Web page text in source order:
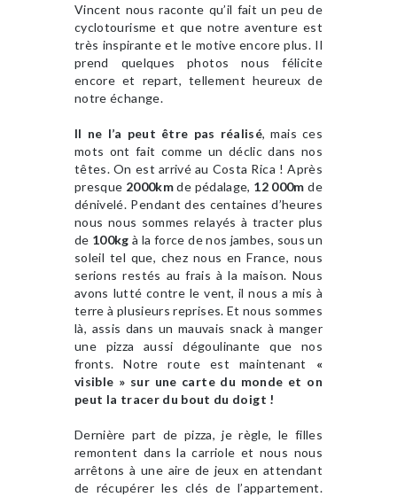
Vincent nous raconte qu’il fait un peu de
cyclotourisme et que notre aventure est
très inspirante et le motive encore plus. Il
prend quelques photos nous félicite
encore et repart, tellement heureux de
notre échange.
Il ne l’a peut être pas réalisé, mais ces
mots ont fait comme un déclic dans nos
têtes. On est arrivé au Costa Rica ! Après
presque 2000kmde pédalage, 12 000m de
dénivelé. Pendant des centaines d’heures
nous nous sommes relayés à tracter plus
de 100kg à la force de nos jambes, sous un
soleil tel que, chez nous en France, nous
serions restés au frais à la maison. Nous
avons lutté contre le vent, il nous a mis à
terre à plusieurs reprises. Et nous sommes
là, assis dans un mauvais snack à manger
une pizza aussi dégoulinante que nos
fronts. Notre route est maintenant «
visible » sur une carte du monde et on
peut la tracer du bout du doigt !
Dernière part de pizza, je règle, le filles
remontent dans la carriole et nous nous
arrêtons à une aire de jeux en attendant
de récupérer les clés de l’appartement.